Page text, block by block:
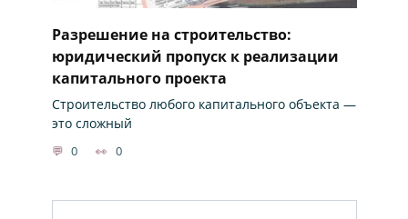
Разрешение на строительство:
юридический пропуск к реализации
капитального проекта
Строительство любого капитального объекта —
это сложный
0 0